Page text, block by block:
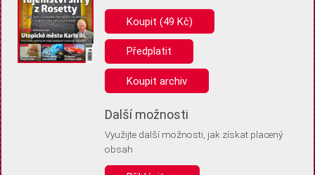
Pro základní fungování webu nepotřebujeme ukládat žádné informace
(tzv. cookies apod.). Rádi bychom vás ale požádali o souhlas s
uložením volitelných informací:
Anonymní unikátní ID
Díky němu příště poznáme, že se jedná o stejné zařízení, a
Identifikátor je zcela anonymní.
Vaše souhlasy a odmítnutí si ukládáme do vašeho zařízení, abychom se
vás už příště znovu neptali. Můžete je kdykoli později upravit ve Správě
Koupit (49 Kč)
Předplatit
Koupit archiv
Další možnosti
Využijte další možnosti, jak získat placený
obsah